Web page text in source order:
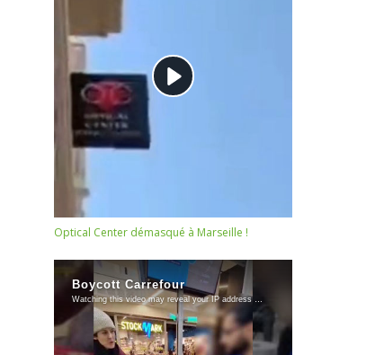
Optical Center démasqué à Marseille !